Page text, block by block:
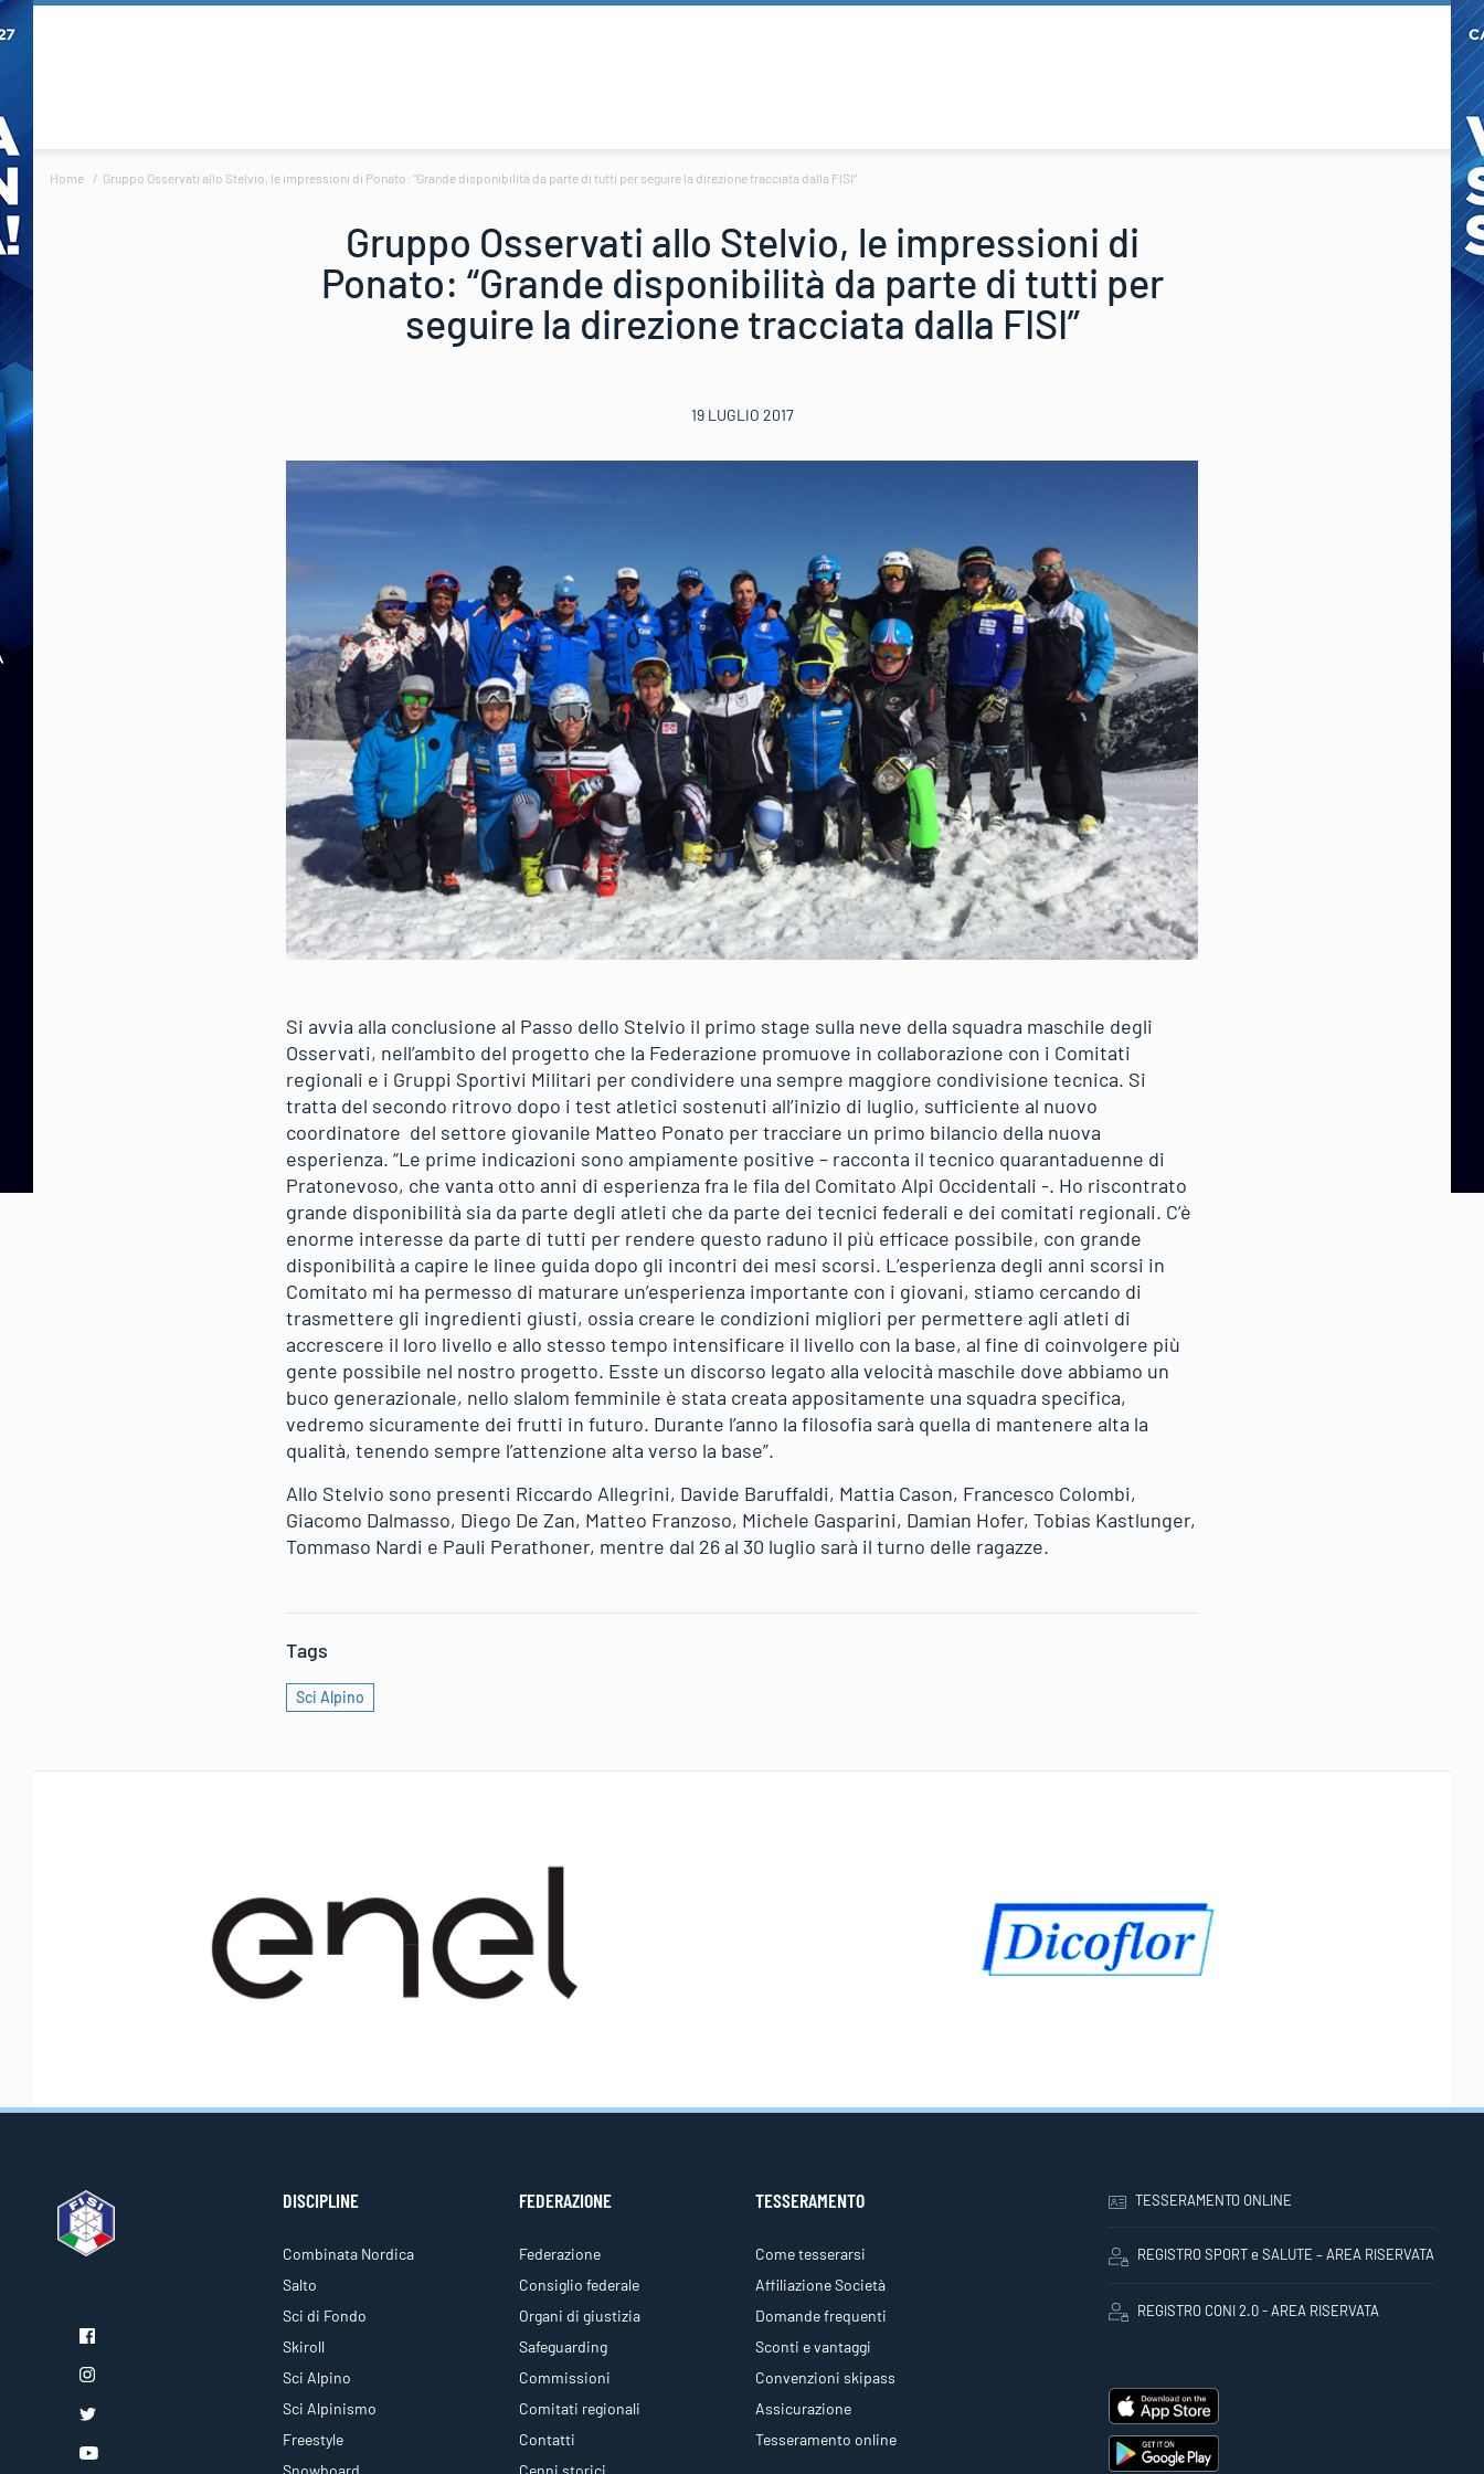
Home Gruppo Osservati allo Stelvio, le impressioni di Ponato: “Grande disponibilità da parte di tutti per seguire la direzione tracciata dalla FISI”
Gruppo Osservati allo Stelvio, le impressioni di
Ponato: “Grande disponibilità da parte di tutti per
seguire la direzione tracciata dalla FISI”
19 LUGLIO 2017
Si avvia alla conclusione al Passo dello Stelvio il primo stage sulla neve della squadra maschile degli
Osservati, nell’ambito del progetto che la Federazione promuove in collaborazione con i Comitati
regionali e i Gruppi Sportivi Militari per condividere una sempre maggiore condivisione tecnica. Si
tratta del secondo ritrovo dopo i test atletici sostenuti all’inizio di luglio, sufficiente al nuovo
coordinatore del settore giovanile Matteo Ponato per tracciare un primo bilancio della nuova
esperienza. “Le prime indicazioni sono ampiamente positive – racconta il tecnico quarantaduenne di
Pratonevoso, che vanta otto anni di esperienza fra le fila del Comitato Alpi Occidentali -. Ho riscontrato
grande disponibilità sia da parte degli atleti che da parte dei tecnici federali e dei comitati regionali. C’è
enorme interesse da parte di tutti per rendere questo raduno il più efficace possibile, con grande
disponibilità a capire le linee guida dopo gli incontri dei mesi scorsi. L’esperienza degli anni scorsi in
Comitato mi ha permesso di maturare un’esperienza importante con i giovani, stiamo cercando di
trasmettere gli ingredienti giusti, ossia creare le condizioni migliori per permettere agli atleti di
accrescere il loro livello e allo stesso tempo intensificare il livello con la base, al fine di coinvolgere più
gente possibile nel nostro progetto. Esste un discorso legato alla velocità maschile dove abbiamo un
buco generazionale, nello slalom femminile è stata creata appositamente una squadra specifica,
vedremo sicuramente dei frutti in futuro. Durante l’anno la filosofia sarà quella di mantenere alta la
qualità, tenendo sempre l’attenzione alta verso la base”.
Allo Stelvio sono presenti Riccardo Allegrini, Davide Baruffaldi, Mattia Cason, Francesco Colombi,
Giacomo Dalmasso, Diego De Zan, Matteo Franzoso, Michele Gasparini, Damian Hofer, Tobias Kastlunger,
Tommaso Nardi e Pauli Perathoner, mentre dal 26 al 30 luglio sarà il turno delle ragazze.
Tags
Sci Alpino
DISCIPLINE
Combinata Nordica
Salto
Sci di Fondo
Skiroll
Sci Alpino
Sci Alpinismo
Freestyle
FEDERAZIONE
Federazione
Consiglio federale
Organi di giustizia
Safeguarding
Commissioni
Comitati regionali
Contatti
TESSERAMENTO
Come tesserarsi
Affiliazione Società
Domande frequenti
Sconti e vantaggi
Convenzioni skipass
Assicurazione
Tesseramento online
TESSERAMENTO ONLINE
REGISTRO SPORT e SALUTE – AREA RISERVATA
REGISTRO CONI 2.0 - AREA RISERVATA